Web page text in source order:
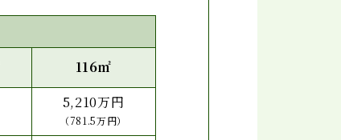
116㎡
5,210万円
（781.5万円）